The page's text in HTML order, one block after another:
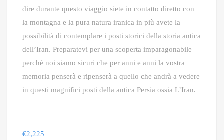
dire durante questo viaggio siete in contatto diretto con
la montagna e la pura natura iranica in più avete la
possibilità di contemplare i posti storici della storia antica
dell’Iran. Preparatevi per una scoperta imparagonabile
perché noi siamo sicuri che per anni e anni la vostra
memoria penserà e ripenserà a quello che andrà a vedere
in questi magnifici posti della antica Persia ossia L’Iran.
€2,225